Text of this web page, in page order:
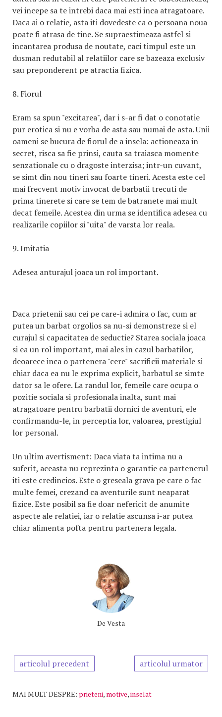
vei incepe sa te intrebi daca mai esti inca atragatoare.
Daca ai o relatie, asta iti dovedeste ca o persoana noua
poate fi atrasa de tine. Se supraestimeaza astfel si
incantarea produsa de noutate, caci timpul este un
dusman redutabil al relatiilor care se bazeaza exclusiv
sau preponderent pe atractia fizica.
8. Fiorul
Eram sa spun "excitarea", dar i s-ar fi dat o conotatie
pur erotica si nu e vorba de asta sau numai de asta. Unii
oameni se bucura de fiorul de a insela: actioneaza in
secret, risca sa fie prinsi, cauta sa traiasca momente
senzationale cu o dragoste interzisa; intr-un cuvant,
se simt din nou tineri sau foarte tineri. Acesta este cel
mai frecvent motiv invocat de barbatii trecuti de
prima tinerete si care se tem de batranete mai mult
decat femeile. Acestea din urma se identifica adesea cu
realizarile copiilor si "uita" de varsta lor reala.
9. Imitatia
Adesea anturajul joaca un rol important.
Daca prietenii sau cei pe care-i admira o fac, cum ar
putea un barbat orgolios sa nu-si demonstreze si el
curajul si capacitatea de seductie? Starea sociala joaca
si ea un rol important, mai ales in cazul barbatilor,
deoarece inca o partenera "cere" sacrificii materiale si
chiar daca ea nu le exprima explicit, barbatul se simte
dator sa le ofere. La randul lor, femeile care ocupa o
pozitie sociala si profesionala inalta, sunt mai
atragatoare pentru barbatii dornici de aventuri, ele
confirmandu-le, in perceptia lor, valoarea, prestigiul
lor personal.
Un ultim avertisment: Daca viata ta intima nu a
suferit, aceasta nu reprezinta o garantie ca partenerul
iti este credincios. Este o greseala grava pe care o fac
multe femei, crezand ca aventurile sunt neaparat
fizice. Este posibil sa fie doar nefericit de anumite
aspecte ale relatiei, iar o relatie ascunsa i-ar putea
chiar alimenta pofta pentru partenera legala.
De Vesta
articolul precedent articolul urmator
MAI MULT DESPRE: prieteni, motive,inselat